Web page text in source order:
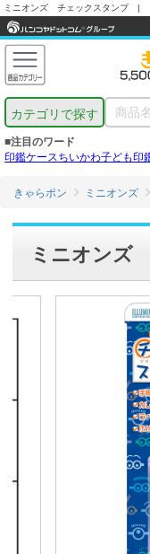
ミニオンズ チェックスタンプ |
カテゴリで探す
■注目のワード
印鑑ケースちいかわ子ども印
きゃらポン ミニオンズ
ミニオン